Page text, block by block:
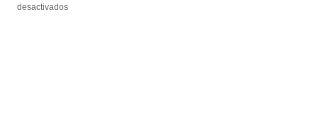
desactivadosen
desactivadosen